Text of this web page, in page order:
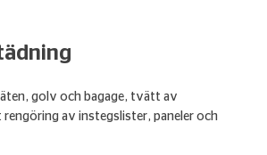
golv och bagage, tvätt av
av instegslister, paneler och